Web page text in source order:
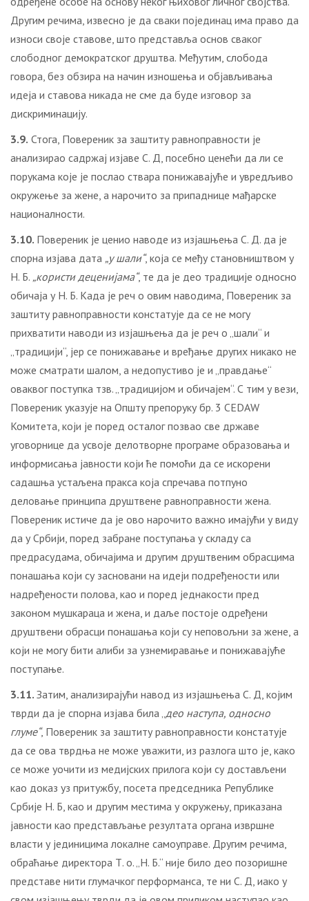
Другим речима, извесно је да сваки појединац има право да
износи своје ставове, што представља основ сваког
слободног демократског друштва. Међутим, слобода
говора, без обзира на начин изношења и објављивања
идеја и ставова никада не сме да буде изговор за
дискриминацију.
3.9. Стога, Повереник за заштиту равноправности је
анализирао садржај изјаве С. Д, посебно ценећи да ли се
порукама које је послао ствара понижавајуће и увредљиво
окружење за жене, а нарочито за припаднице мађарске
националности.
3.10. Повереник је ценио наводе из изјашњења С. Д. да је
спорна изјава дата „у шали“, која се међу становништвом у
Н. Б. „користи деценијама“, те да је део традиције односно
обичаја у Н. Б. Када је реч о овим наводима, Повереник за
заштиту равноправности констатује да се не могу
прихватити наводи из изјашњења да је реч о „шали“ и
„традицији“, јер се понижавање и вређање других никако не
може сматрати шалом, а недопустиво је и „правдање“
оваквог поступка тзв. „традицијом и обичајем“. С тим у вези,
Повереник указује на Општу препоруку бр. 3 CEDAW
Комитета, који је поред осталог позвао све државе
уговорнице да усвоје делотворне програме образовања и
информисања јавности који ће помоћи да се искорени
садашња устаљена пракса која спречава потпуно
деловање принципа друштвене равноправности жена.
Повереник истиче да је ово нарочито важно имајући у виду
да у Србији, поред забране поступања у складу са
предрасудама, обичајима и другим друштвеним обрасцима
понашања који су засновани на идеји подређености или
надређености полова, као и поред једнакости пред
законом мушкараца и жена, и даље постоје одређени
друштвени обрасци понашања који су неповољни за жене, а
који не могу бити алиби за узнемиравање и понижавајуће
поступање.
3.11. Затим, анализирајући навод из изјашњења С. Д, којим
тврди да је спорна изјава била „део наступа, односно
глуме“, Повереник за заштиту равноправности констатује
да се ова тврдња не може уважити, из разлога што је, како
се може уочити из медијских прилога који су достављени
као доказ уз притужбу, посета председника Републике
Србије Н. Б, као и другим местима у окружењу, приказана
јавности као представљање резултата органа извршне
власти у јединицима локалне самоуправе. Другим речима,
обраћање директора Т. о. „Н. Б.“ није било део позоришне
представе нити глумачког перформанса, те ни С. Д, иако у